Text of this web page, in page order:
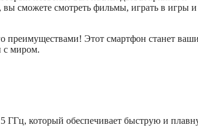
сможете смотреть фильмы, играть в игры и
преимуществами! Этот смартфон станет
с миром.
ГГц, который обеспечивает быструю и